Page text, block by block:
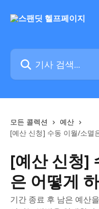
기사 검색...
모든 콜렉션
예산
[예산 신청] 수동 이월/소멸
[예산 신청]
은 어떻게
기간 종료 후 남은 예산